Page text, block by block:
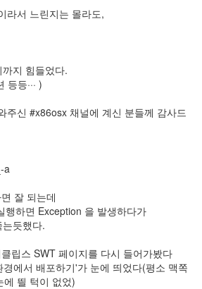
라서 느린지는 몰라도,
지 힘들었다.
등··· )
주신 #x86osx 채널에 계신 분들께 감사드
a
잘 되는데
행하면 Exception 을 발생하다가
듯했다.
립스 SWT 페이지를 다시 들어가봤다
에서 배포하기'가 눈에 띄었다(평소 맥쪽
에 띌 턱이 없었)